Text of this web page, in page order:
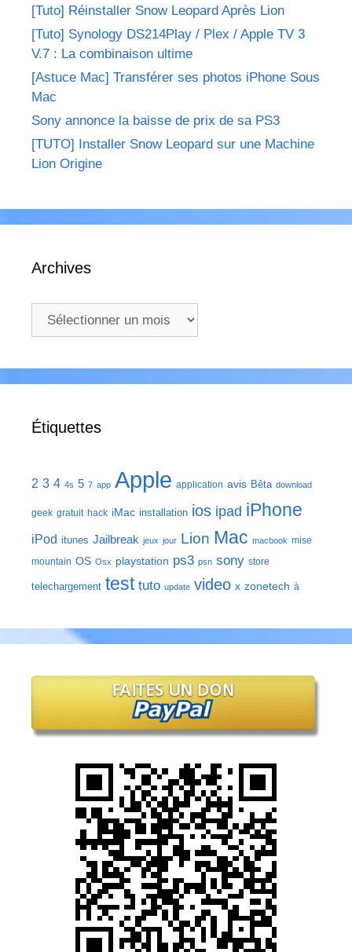
[Tuto] Réinstaller Snow Leopard Après Lion
[Tuto] Synology DS214Play / Plex / Apple TV 3
V.7 : La combinaison ultime
[Astuce Mac] Transférer ses photos iPhone Sous
Mac
Sony annonce la baisse de prix de sa PS3
[TUTO] Installer Snow Leopard sur une Machine
Lion Origine
Archives
Archives
Étiquettes
2 3 4 4s 5 7 app Apple application avis Bêta download
geek gratuit hack iMac installation ios ipad iPhone
iPod itunes Jailbreak jeux jour Lion Mac macbook mise
mountain OS Osx playstation ps3 psn sony store
telechargement test tuto update video x zonetech à